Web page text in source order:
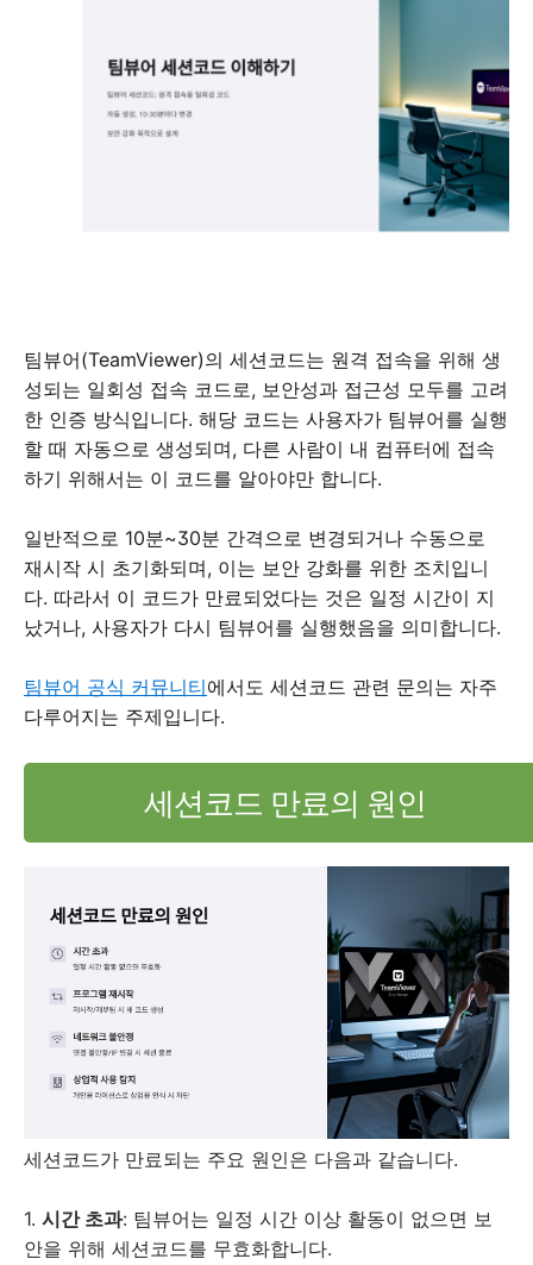
팀뷰어(TeamViewer)의 세션코드는 원격 접속을 위해 생
성되는 일회성 접속 코드로, 보안성과 접근성 모두를 고려
한 인증 방식입니다. 해당 코드는 사용자가 팀뷰어를 실행
할 때 자동으로 생성되며, 다른 사람이 내 컴퓨터에 접속
하기 위해서는 이 코드를 알아야만 합니다.
일반적으로 10분~30분 간격으로 변경되거나 수동으로
재시작 시 초기화되며, 이는 보안 강화를 위한 조치입니
다. 따라서 이 코드가 만료되었다는 것은 일정 시간이 지
났거나, 사용자가 다시 팀뷰어를 실행했음을 의미합니다.
팀뷰어 공식 커뮤니티에서도 세션코드 관련 문의는 자주
다루어지는 주제입니다.
세션코드 만료의 원인
세션코드가 만료되는 주요 원인은 다음과 같습니다.
1. 시간 초과: 팀뷰어는 일정 시간 이상 활동이 없으면 보
안을 위해 세션코드를 무효화합니다.